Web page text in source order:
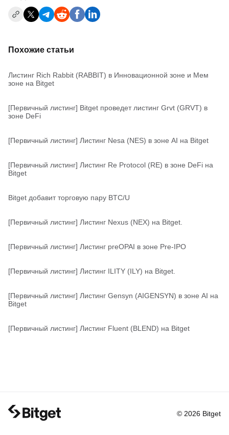
Похожие статьи
Листинг Rich Rabbit (RABBIT) в Инновационной зоне и Мем
зоне на Bitget
[Первичный листинг] Bitget проведет листинг Grvt (GRVT) в
зоне DeFi
[Первичный листинг] Листинг Nesa (NES) в зоне AI на Bitget
[Первичный листинг] Листинг Re Protocol (RE) в зоне DeFi на
Bitget
Bitget добавит торговую пару BTC/U
[Первичный листинг] Листинг Nexus (NEX) на Bitget.
[Первичный листинг] Листинг preOPAI в зоне Pre-IPO
[Первичный листинг] Листинг ILITY (ILY) на Bitget.
[Первичный листинг] Листинг Gensyn (AIGENSYN) в зоне AI на
Bitget
[Первичный листинг] Листинг Fluent (BLEND) на Bitget
© 2026 Bitget